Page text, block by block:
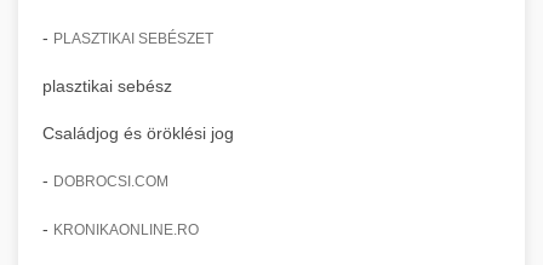
- PLASZTIKAI SEBÉSZET
plasztikai sebész
Családjog és öröklési jog
- DOBROCSI.COM
- KRONIKAONLINE.RO